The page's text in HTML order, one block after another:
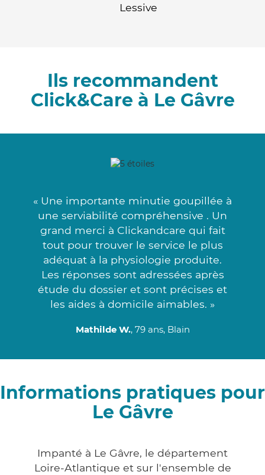
Lessive
Ils recommandent
Click&Care à Le Gâvre
« Une importante minutie goupillée à
une serviabilité compréhensive . Un
grand merci à Clickandcare qui fait
tout pour trouver le service le plus
adéquat à la physiologie produite.
Les réponses sont adressées après
étude du dossier et sont précises et
les aides à domicile aimables. »
Mathilde W., 79 ans, Blain
Informations pratiques pour
Le Gâvre
Impanté à Le Gâvre, le département
Loire-Atlantique et sur l'ensemble de